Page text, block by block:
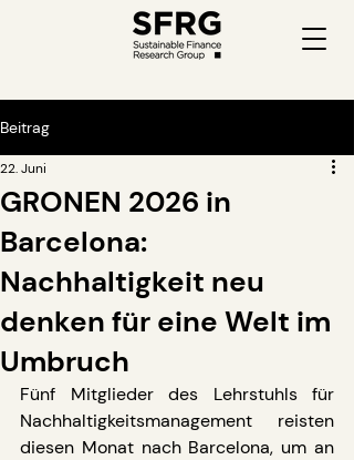
Beitrag
GRONEN 2026 in
Barcelona:
Nachhaltigkeit neu
denken für eine Welt im
Umbruch
22. Juni
Fünf Mitglieder des Lehrstuhls für
Nachhaltigkeitsmanagement reisten
diesen Monat nach Barcelona, um an